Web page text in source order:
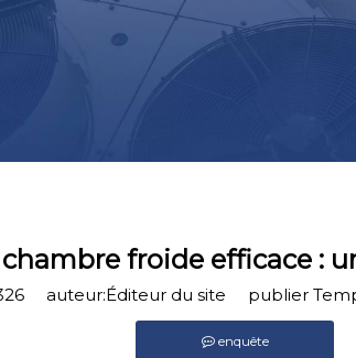
froide efficace :
auteur:Éditeur du site publier
enquête